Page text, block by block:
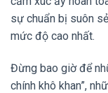
sự chuẩn bị suôn
mức độ cao nhất.
Đừng bao giờ để
chính khô khan”,